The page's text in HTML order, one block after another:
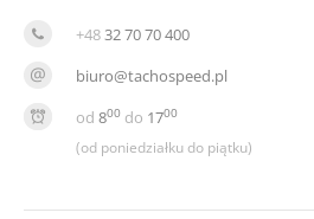
+4832 70 70 400
biuro@tachospeed.pl
od 800 do 1700
(od poniedziałku do piątku)